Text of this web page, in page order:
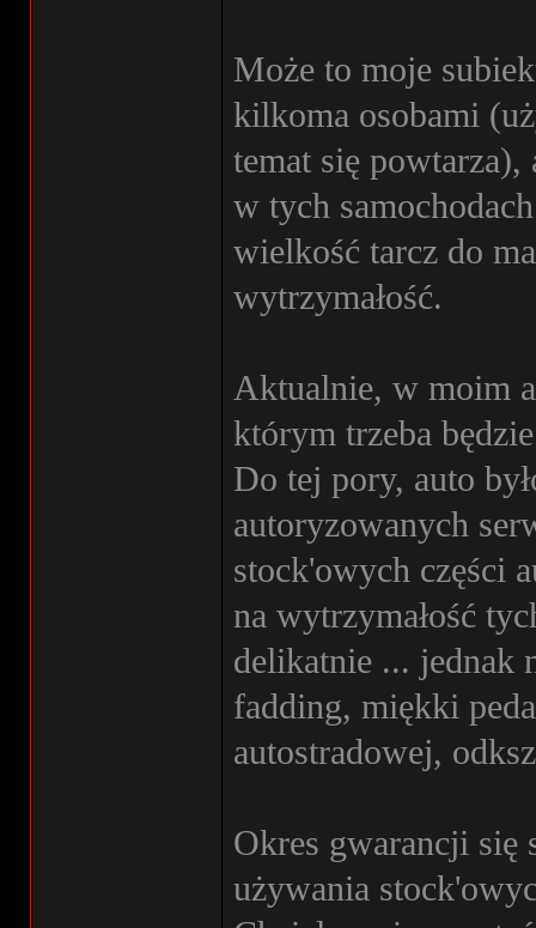
Może to moje
kilkoma osobami
temat się powtarza),
w tych
wielkość tarcz do
wytrzymałość.
Aktualnie, w moim
którym trzeba
Do tej pory, auto
autoryzowanych
stock'owych części
na wytrzymałość
delikatnie ... jednak
fadding, miękki
autostradowej,
Okres gwarancji się
używania